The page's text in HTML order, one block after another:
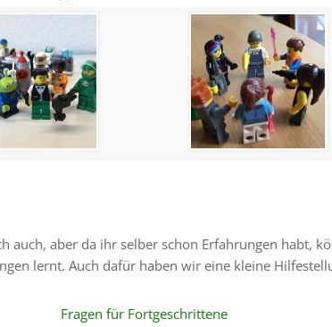
auch, aber da ihr selber schon Erfahrungen habt,
lernt. Auch dafür haben wir eine kleine
Fragen für Fortgeschrittene